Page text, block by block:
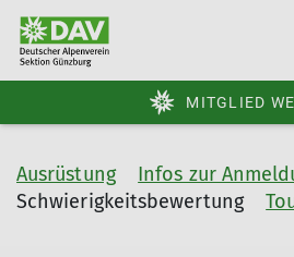
MITGLIED
Ausrüstung
Infos zur
Schwierigkeitsbewertung